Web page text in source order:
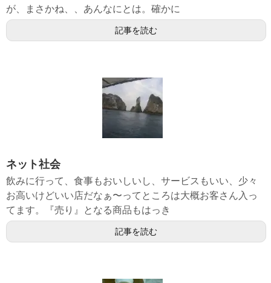
が、まさかね、、あんなにとは。確かに
記事を読む
ネット社会
飲みに行って、食事もおいしいし、サービスもいい、少々
お高いけどいい店だなぁ〜ってところは大概お客さん入っ
てます。『売り』となる商品もはっき
記事を読む